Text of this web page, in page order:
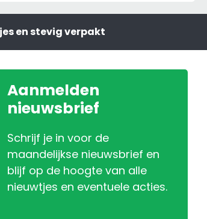
aantal
en stevig verpakt
Aanmelden
nieuwsbrief
Schrijf je in voor de
maandelijkse nieuwsbrief en
blijf op de hoogte van alle
nieuwtjes en eventuele acties.